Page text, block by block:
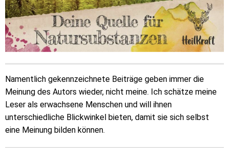
Namentlich gekennzeichnete Beiträge geben immer die
Meinung des Autors wieder, nicht meine. Ich schätze meine
Leser als erwachsene Menschen und will ihnen
unterschiedliche Blickwinkel bieten, damit sie sich selbst
eine Meinung bilden können.